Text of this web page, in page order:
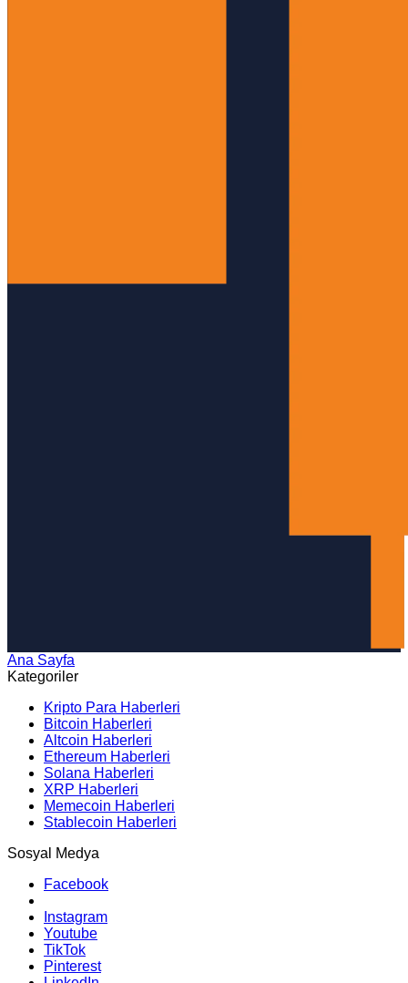
Ana Sayfa
Kategoriler
Kripto Para Haberleri
Bitcoin Haberleri
Altcoin Haberleri
Ethereum Haberleri
Solana Haberleri
XRP Haberleri
Memecoin Haberleri
Stablecoin Haberleri
Sosyal Medya
Facebook
Instagram
Youtube
TikTok
Pinterest